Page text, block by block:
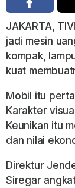
JAKARTA,
jadi mesin
kompak,
kuat
Mobil itu
Karakter
Keunikan itu
dan nilai
Direktur
Siregar